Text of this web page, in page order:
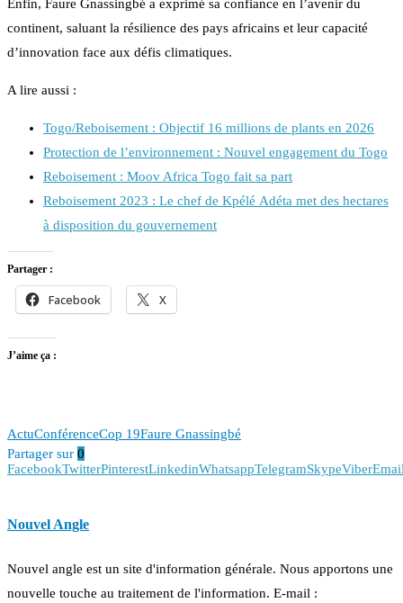
Enfin, Faure Gnassingbé a exprimé sa confiance en l’avenir du
continent, saluant la résilience des pays africains et leur capacité
d’innovation face aux défis climatiques.
A lire aussi :
Togo/Reboisement : Objectif 16 millions de plants en 2026
Protection de l’environnement : Nouvel engagement du Togo
Reboisement : Moov Africa Togo fait sa part
Reboisement 2023 : Le chef de Kpélé Adéta met des hectares
à disposition du gouvernement
Partager :
Facebook X
J’aime ça :
ActuConférenceCop 19Faure Gnassingbé
Partager sur 0
FacebookTwitterPinterestLinkedinWhatsappTelegramSkypeViber
Nouvel Angle
Nouvel angle est un site d'information générale. Nous apportons une
nouvelle touche au traitement de l'information. E-mail :